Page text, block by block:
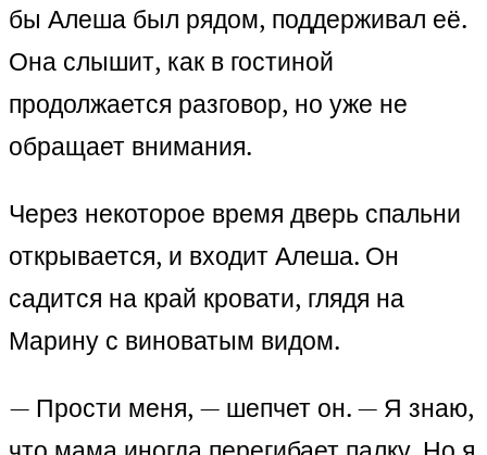
бы Алеша был рядом, поддерживал её.
Она слышит, как в гостиной
продолжается разговор, но уже не
обращает внимания.
Через некоторое время дверь спальни
открывается, и входит Алеша. Он
садится на край кровати, глядя на
Марину с виноватым видом.
— Прости меня, — шепчет он. — Я знаю,